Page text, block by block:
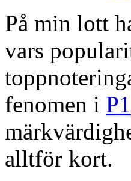
På min lott
vars
fenomen i P1
alltför kort.